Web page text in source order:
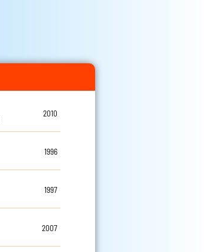
2010
1996
1997
2007